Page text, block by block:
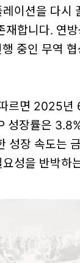
이션을 다시
재합니다. 연
중인 무역
르면 2025년
성장률은
성장 속도는
성을 반박하